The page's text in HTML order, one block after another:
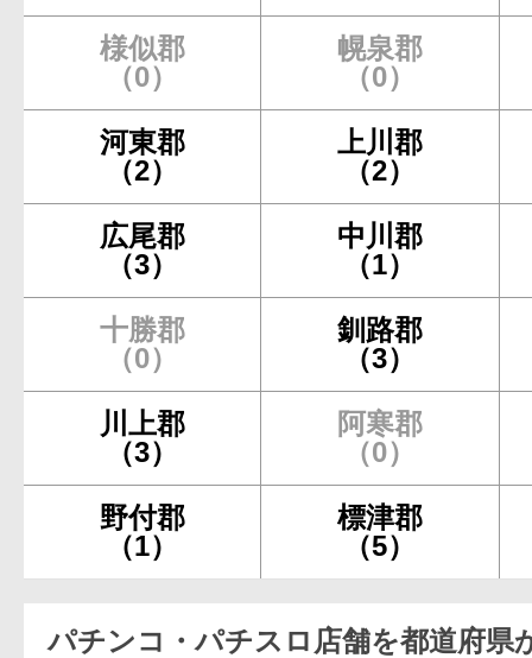
様似郡
（0）
幌泉郡
（0）
河東郡
（2）
上川郡
（2）
広尾郡
（3）
中川郡
（1）
十勝郡
（0）
釧路郡
（3）
川上郡
（3）
阿寒郡
（0）
野付郡
（1）
標津郡
（5）
パチンコ・パチスロ店舗を都道府県